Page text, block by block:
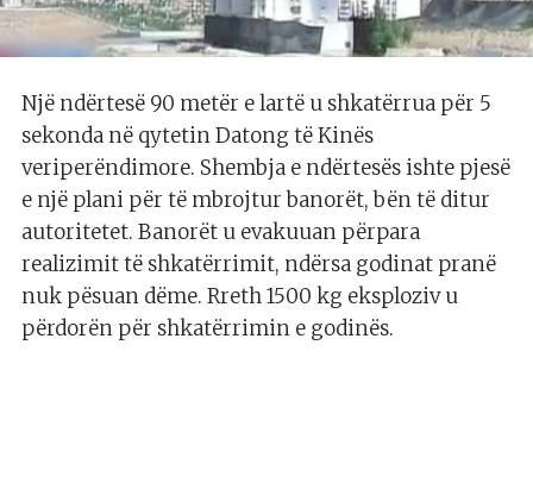
Një ndërtesë 90 metër e lartë u shkatërrua për 5
sekonda në qytetin Datong të Kinës
veriperëndimore. Shembja e ndërtesës ishte pjesë
e një plani për të mbrojtur banorët, bën të ditur
autoritetet. Banorët u evakuuan përpara
realizimit të shkatërrimit, ndërsa godinat pranë
nuk pësuan dëme. Rreth 1500 kg eksploziv u
përdorën për shkatërrimin e godinës.